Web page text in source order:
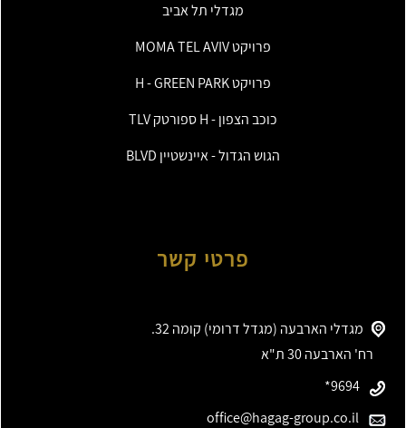
מגדלי תל אביב
פרויקט MOMA TEL AVIV
פרויקט H - GREEN PARK
כוכב הצפון - H ספורטק TLV
הגוש הגדול - איינשטיין BLVD
פרטי קשר
מגדלי הארבעה (מגדל דרומי) קומה 32.
רח' הארבעה 30 ת"א
office@hagag-group.co.il